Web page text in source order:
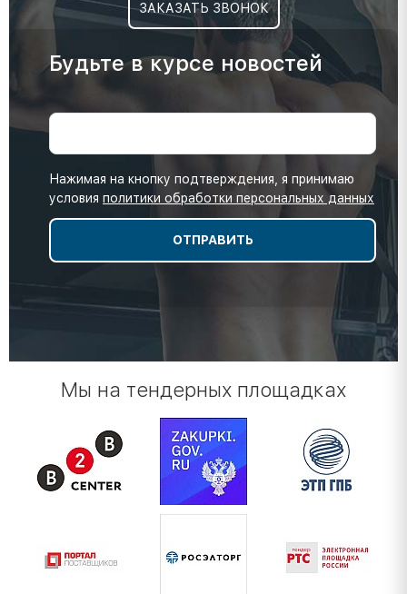
ЗАКАЗАТЬ ЗВОНОК
Будьте в курсе новостей
Нажимая на кнопку подтверждения, я принимаю
условия политики обработки персональных данных
Мы на тендерных площадках